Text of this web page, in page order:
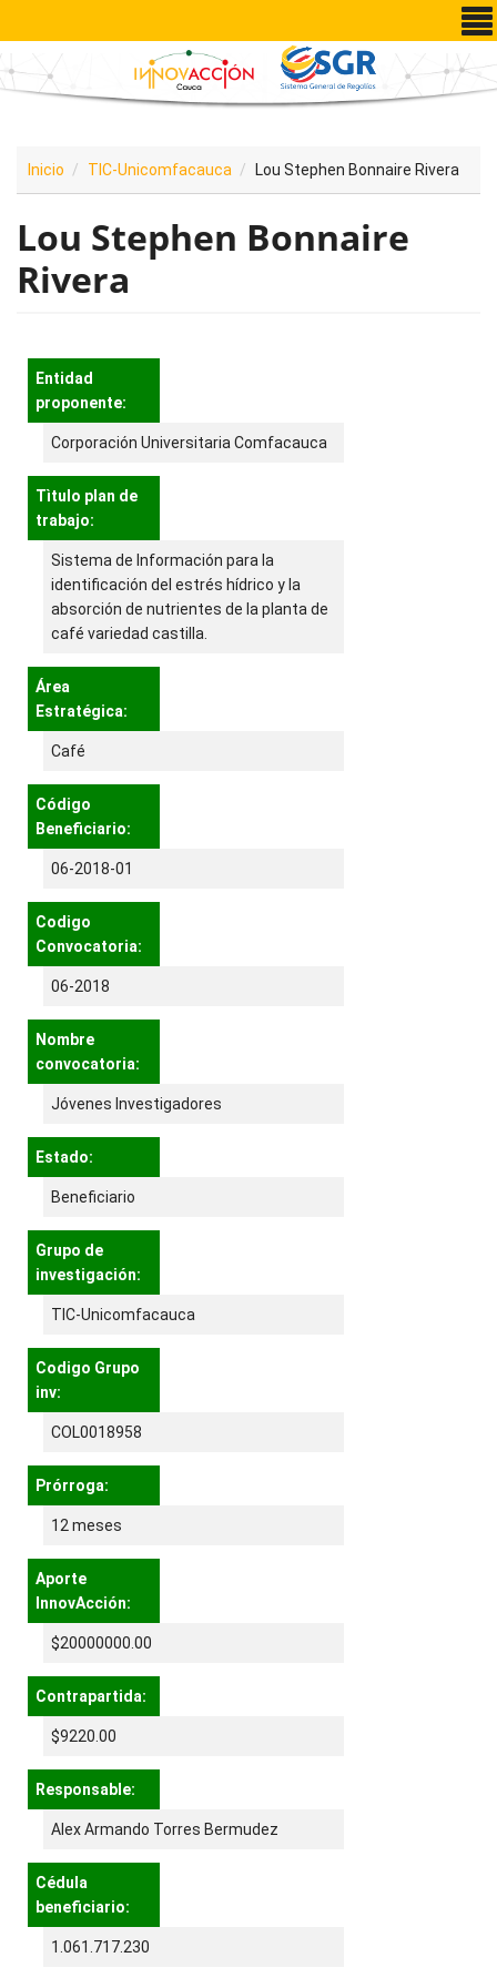
Pasar al contenido principal
Inicio TIC-Unicomfacauca Lou Stephen Bonnaire Rivera
Lou Stephen Bonnaire
Rivera
Entidad
proponente:
Corporación Universitaria Comfacauca
Tìtulo plan de
trabajo:
Sistema de Información para la
identificación del estrés hídrico y la
absorción de nutrientes de la planta de
café variedad castilla.
Área
Estratégica:
Café
Código
Beneficiario:
06-2018-01
Codigo
Convocatoria:
06-2018
Nombre
convocatoria:
Jóvenes Investigadores
Estado:
Beneficiario
Grupo de
investigación:
TIC-Unicomfacauca
Codigo Grupo
inv:
COL0018958
Prórroga:
12 meses
Aporte
InnovAcción:
$20000000.00
Contrapartida:
$9220.00
Responsable:
Alex Armando Torres Bermudez
Cédula
beneficiario:
1.061.717.230